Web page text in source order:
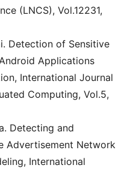
(LNCS), Vol.12231,
Detection of Sensitive
Applications
International Journal
Computing, Vol.5,
Detecting and
Advertisement Network
International